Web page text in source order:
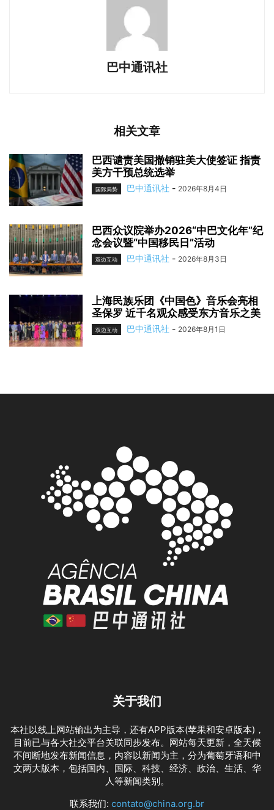
巴中通讯社
相关文章
巴西谴责美国撤销驻美大使签证 指责
美方干预总统选举
国际局势 巴中通讯社 - 2026年8月4日
巴西众议院举办2026“中巴文化年”纪
念会议暨“中国移民日”活动
双边互动 巴中通讯社 - 2026年8月3日
上海民族乐团《中国色》音乐会亮相
圣保罗 近千名观众感受东方音乐之美
双边互动 巴中通讯社 - 2026年8月1日
关于我们
本社以线上网站输出为主导，还有APP版本(苹果和安卓版本)，
目前已与各大社交平台关联同步发布。网站每天更新，全天候
不间断地发布新闻信息，内容以新闻为主，分为葡萄牙语和中
文两大版本，包括国内、国际、科技、经济、政治、生活、华
人等新闻类别。
联系我们: contato@china.org.br